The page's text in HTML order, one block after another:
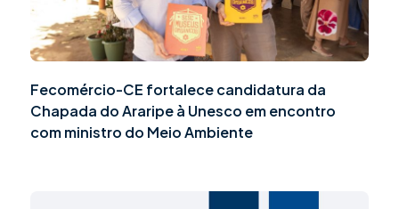
Fecomércio-CE fortalece candidatura da
Chapada do Araripe à Unesco em encontro
com ministro do Meio Ambiente